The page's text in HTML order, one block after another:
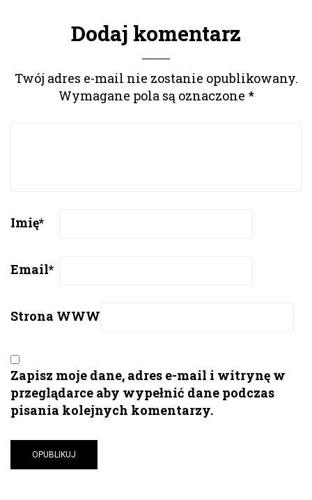
Dodaj komentarz
Twój adres e-mail nie zostanie opublikowany.
Wymagane pola są oznaczone *
Imię*
Email*
Strona WWW
Zapisz moje dane, adres e-mail i witrynę w
przeglądarce aby wypełnić dane podczas
pisania kolejnych komentarzy.